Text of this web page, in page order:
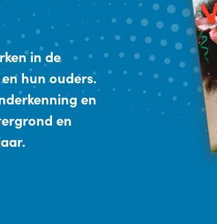
in de
hun ouders.
en
en